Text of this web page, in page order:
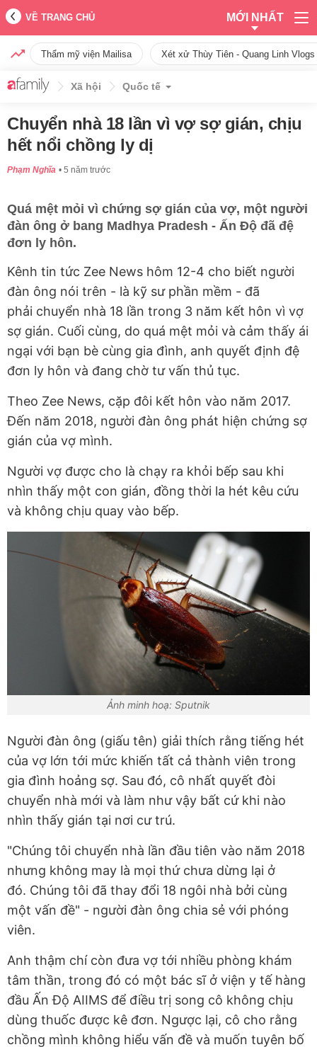
VỀ TRANG CHỦ MỚI NHẤT
Thẩm mỹ viện Mailisa Xét xử Thùy Tiên - Quang Linh
Xã hội Quốc tế
Chuyển nhà 18 lần vì vợ sợ gián, chịu
hết nổi chồng ly dị
Phạm Nghĩa 5 năm trước
Quá mệt mỏi vì chứng sợ gián của vợ, một người
đàn ông ở bang Madhya Pradesh - Ấn Độ đã đệ
đơn ly hôn.
Kênh tin tức Zee News hôm 12-4 cho biết người
đàn ông nói trên - là kỹ sư phần mềm - đã
phải chuyển nhà 18 lần trong 3 năm kết hôn vì vợ
sợ gián. Cuối cùng, do quá mệt mỏi và cảm thấy ái
ngại với bạn bè cùng gia đình, anh quyết định đệ
đơn ly hôn và đang chờ tư vấn thủ tục.
Theo Zee News, cặp đôi kết hôn vào năm 2017.
Đến năm 2018, người đàn ông phát hiện chứng sợ
gián của vợ mình.
Người vợ được cho là chạy ra khỏi bếp sau khi
nhìn thấy một con gián, đồng thời la hét kêu cứu
và không chịu quay vào bếp.
Ảnh minh hoạ: Sputnik
Người đàn ông (giấu tên) giải thích rằng tiếng hét
của vợ lớn tới mức khiến tất cả thành viên trong
gia đình hoảng sợ. Sau đó, cô nhất quyết đòi
chuyển nhà mới và làm như vậy bất cứ khi nào
nhìn thấy gián tại nơi cư trú.
"Chúng tôi chuyển nhà lần đầu tiên vào năm 2018
nhưng không may là mọi thứ chưa dừng lại ở
đó. Chúng tôi đã thay đổi 18 ngôi nhà bởi cùng
một vấn đề" - người đàn ông chia sẻ với phóng
viên.
Anh thậm chí còn đưa vợ tới nhiều phòng khám
tâm thần, trong đó có một bác sĩ ở viện y tế hàng
đầu Ấn Độ AIIMS để điều trị song cô không chịu
dùng thuốc được kê đơn. Ngược lại, cô cho rằng
chồng mình không hiểu vấn đề và muốn tuyên bố